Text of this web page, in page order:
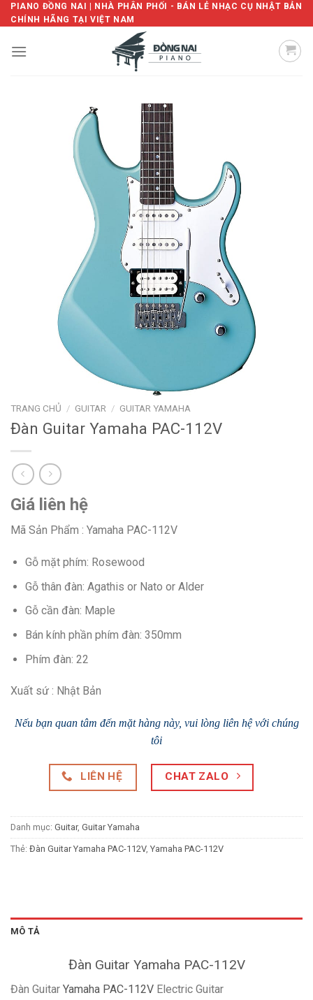
Skip
to
PIANO ĐỒNG NAI | NHÀ PHÂN PHỐI - BÁN LẺ NHẠC CỤ NHẬT BẢN
CHÍNH HÃNG TẠI VIỆT NAM
TRANG CHỦ / GUITAR / GUITAR YAMAHA
Đàn Guitar Yamaha PAC-112V
Giá liên hệ
Mã Sản Phẩm : Yamaha PAC-112V
Gỗ mặt phím: Rosewood
Gỗ thân đàn: Agathis or Nato or Alder
Gỗ cần đàn: Maple
Bán kính phần phím đàn: 350mm
Phím đàn: 22
Xuất sứ : Nhật Bản
Nếu bạn quan tâm đến mặt hàng này, vui lòng liên hệ với chúng
tôi
LIÊN HỆ CHAT ZALO
Danh mục: Guitar, Guitar Yamaha
Thẻ: Đàn Guitar Yamaha PAC-112V, Yamaha PAC-112V
MÔ TẢ
Đàn Guitar Yamaha PAC-112V
Đàn Guitar Yamaha PAC-112V Electric Guitar